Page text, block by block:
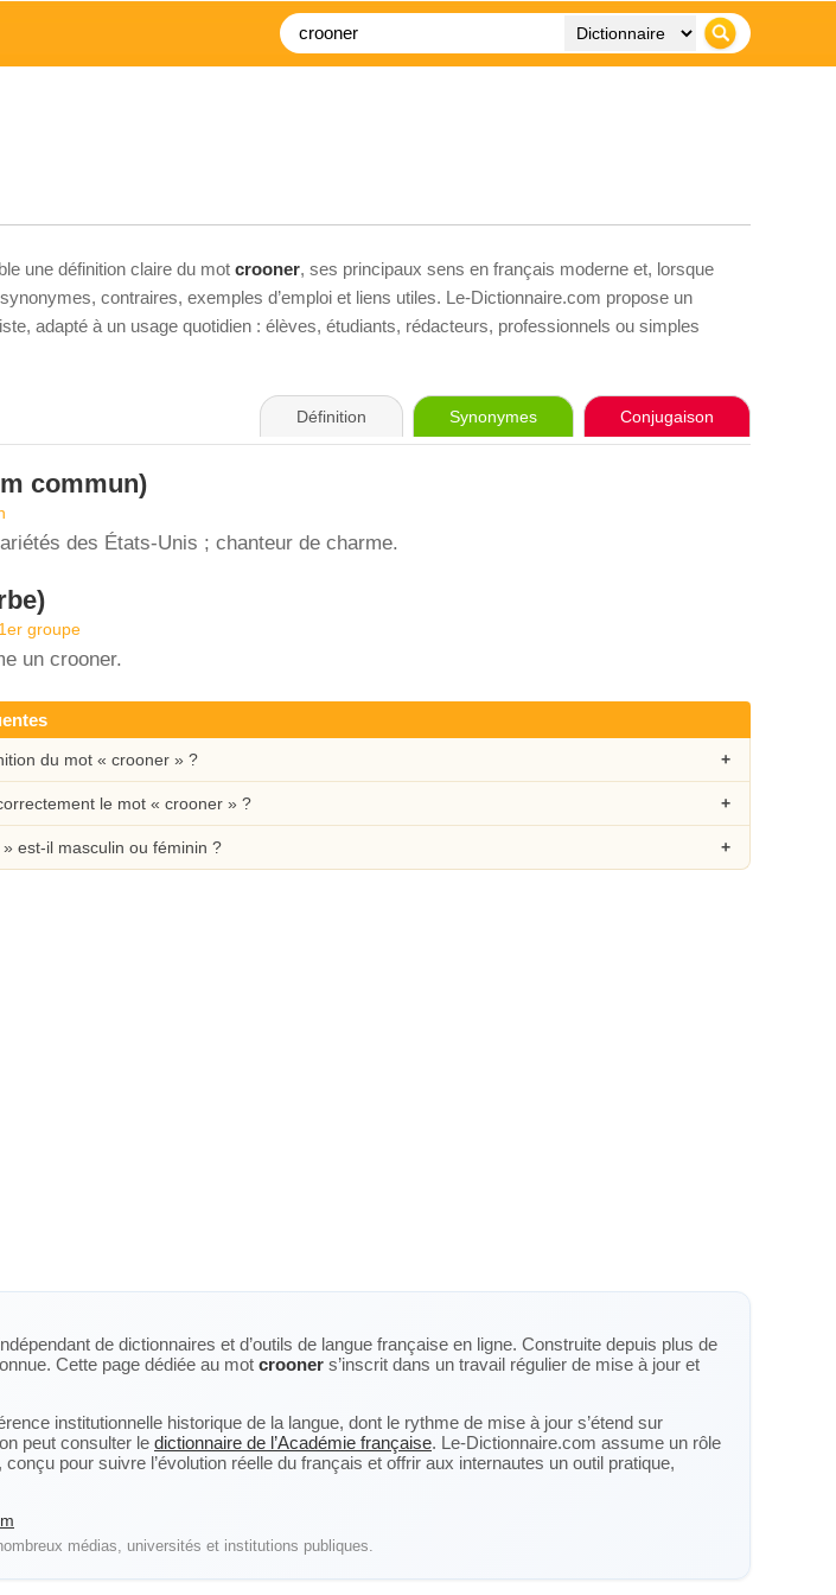
une définition claire du mot crooner, ses principaux sens en français moderne et, lorsque
contraires, exemples d’emploi et liens utiles. Le-Dictionnaire.com propose un
adapté à un usage quotidien : élèves, étudiants, rédacteurs, professionnels ou simples
Définition Synonymes Conjugaison
commun)
des États-Unis ; chanteur de charme.
groupe
un crooner.
du mot « crooner » ?
le mot « crooner » ?
est-il masculin ou féminin ?
de dictionnaires et d’outils de langue française en ligne. Construite depuis plus de
Cette page dédiée au mot crooner s’inscrit dans un travail régulier de mise à jour et
institutionnelle historique de la langue, dont le rythme de mise à jour s’étend sur
peut consulter le dictionnaire de l’Académie française. Le-Dictionnaire.com assume un rôle
pour suivre l’évolution réelle du français et offrir aux internautes un outil pratique,
médias, universités et institutions publiques.